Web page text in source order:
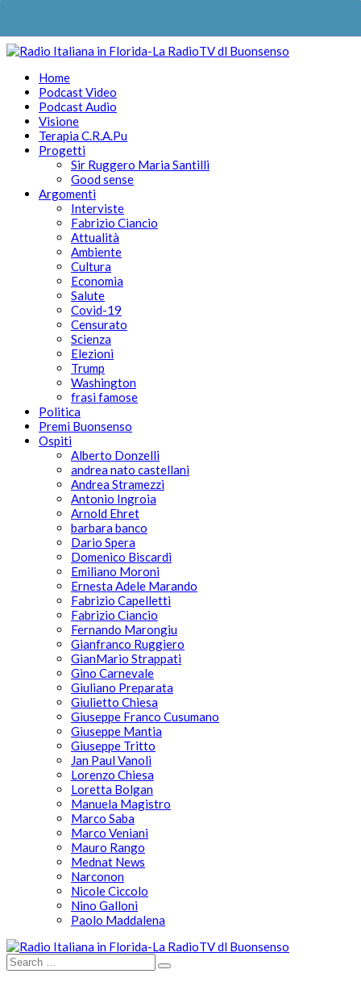
Home
Podcast Video
Podcast Audio
Visione
Terapia C.R.A.Pu
Progetti
Sir Ruggero Maria Santilli
Good sense
Argomenti
Interviste
Fabrizio Ciancio
Attualità
Ambiente
Cultura
Economia
Salute
Covid-19
Censurato
Scienza
Elezioni
Trump
Washington
frasi famose
Politica
Premi Buonsenso
Ospiti
Alberto Donzelli
andrea nato castellani
Andrea Stramezzi
Antonio Ingroia
Arnold Ehret
barbara banco
Dario Spera
Domenico Biscardi
Emiliano Moroni
Ernesta Adele Marando
Fabrizio Capelletti
Fabrizio Ciancio
Fernando Marongiu
Gianfranco Ruggiero
GianMario Strappati
Gino Carnevale
Giuliano Preparata
Giulietto Chiesa
Giuseppe Franco Cusumano
Giuseppe Mantia
Giuseppe Tritto
Jan Paul Vanoli
Lorenzo Chiesa
Loretta Bolgan
Manuela Magistro
Marco Saba
Marco Veniani
Mauro Rango
Mednat News
Narconon
Nicole Ciccolo
Nino Galloni
Paolo Maddalena